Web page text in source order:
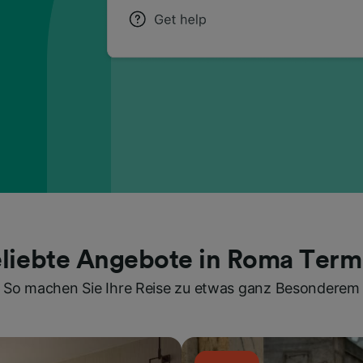
Angebote in Roma
So machen Sie Ihre Reise zu etwas ganz Besonderem